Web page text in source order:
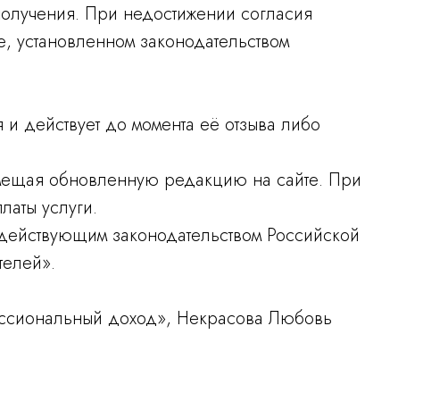
При недостижении согласия
законодательством
действует до момента её отзыва либо
обновленную редакцию на сайте. При
услуги.
законодательством Российской
доход», Некрасова Любовь